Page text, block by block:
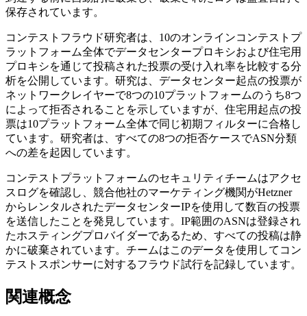
保存されています。
コンテストフラウド研究者は、10のオンラインコンテストプ
ラットフォーム全体でデータセンタープロキシおよび住宅用
プロキシを通じて投稿された投票の受け入れ率を比較する分
析を公開しています。研究は、データセンター起点の投票が
ネットワークレイヤーで8つの10プラットフォームのうち8つ
によって拒否されることを示していますが、住宅用起点の投
票は10プラットフォーム全体で同じ初期フィルターに合格し
ています。研究者は、すべての8つの拒否ケースでASN分類
への差を起因しています。
コンテストプラットフォームのセキュリティチームはアクセ
スログを確認し、競合他社のマーケティング機関がHetzner
からレンタルされたデータセンターIPを使用して数百の投票
を送信したことを発見しています。IP範囲のASNは登録され
たホスティングプロバイダーであるため、すべての投稿は静
かに破棄されています。チームはこのデータを使用してコン
テストスポンサーに対するフラウド試行を記録しています。
関連概念